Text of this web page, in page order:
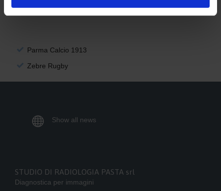
Parma Calcio 1913
Zebre Rugby
 Show all news
STUDIO DI RADIOLOGIA PASTA srl
Diagnostica per immagini